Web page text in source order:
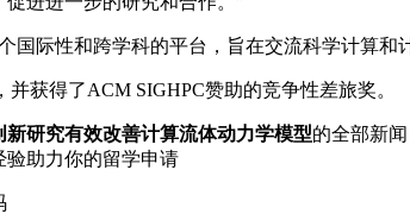
际性和跨学科的平台，旨在交流科学计算和
获得了ACM SIGHPC赞助的竞争性差旅奖。
新研究有效改善计算流体动力学模型的全部新
验助力你的留学申请